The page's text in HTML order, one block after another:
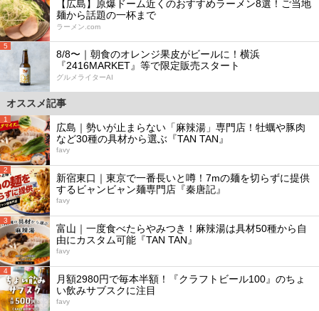
【広島】原爆ドーム近くのおすすめラーメン8選！ご当地
麺から話題の一杯まで
ラーメン.com
5
8/8〜｜朝食のオレンジ果皮がビールに！横浜
『2416MARKET』等で限定販売スタート
グルメライターAI
オススメ記事
1
広島｜勢いが止まらない「麻辣湯」専門店！牡蠣や豚肉
など30種の具材から選ぶ『TAN TAN』
favy
2
新宿東口｜東京で一番長いと噂！7mの麺を切らずに提供
するビャンビャン麺専門店『秦唐記』
favy
3
富山｜一度食べたらやみつき！麻辣湯は具材50種から自
由にカスタム可能『TAN TAN』
favy
4
月額2980円で毎本半額！『クラフトビール100』のちょ
い飲みサブスクに注目
favy